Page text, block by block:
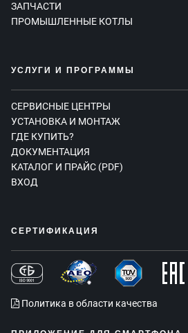
ЗАПЧАСТИ
ПРОМЫШЛЕННЫЕ КОТЛЫ
УСЛУГИ И ПРОГРАММЫ
СЕРВИСНЫЕ ЦЕНТРЫ
УСТАНОВКА И МОНТАЖ
ГДЕ КУПИТЬ?
ДОКУМЕНТАЦИЯ
КАТАЛОГ И ПРАЙС (PDF)
ВХОД
СЕРТИФИКАЦИЯ
Политика в области качества